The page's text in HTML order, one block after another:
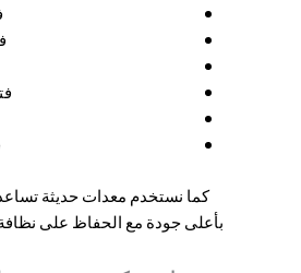
كما نستخدم معدات حديثة
بأعلى جودة مع الحفاظ على نظافة